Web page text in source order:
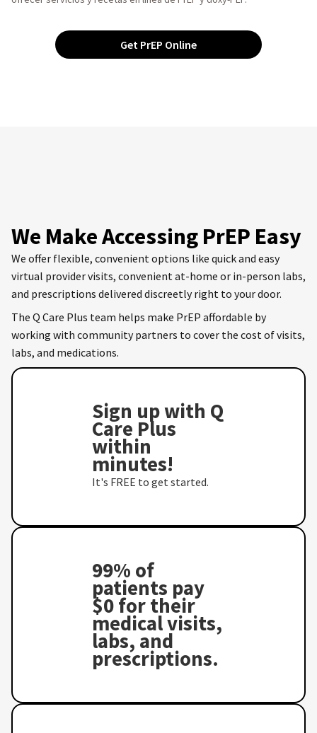
Get PrEP Online
We Make Accessing PrEP Easy
We offer flexible, convenient options like quick and easy
virtual provider visits, convenient at-home or in-person labs,
and prescriptions delivered discreetly right to your door.
The Q Care Plus team helps make PrEP affordable by
working with community partners to cover the cost of visits,
labs, and medications.
Sign up with Q
Care Plus
within
minutes!
It's FREE to get started.
99% of
patients pay
$0 for their
medical visits,
labs, and
prescriptions.